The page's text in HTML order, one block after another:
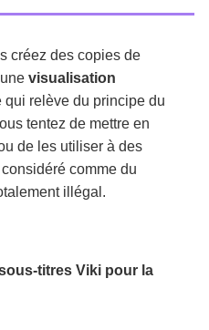
créez des copies de
visualisation
qui relève du principe du
tentez de mettre en
de les utiliser à des
comme du
illégal.
titres Viki pour la